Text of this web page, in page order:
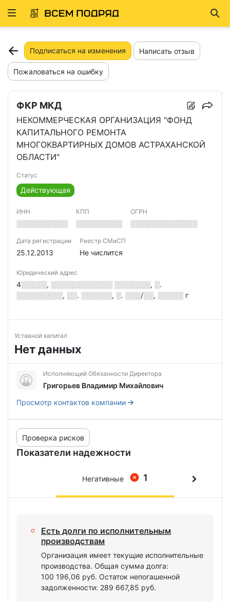
Развернуть
Подписаться на изменения Написать отзыв
Пожаловаться на ошибку
ФКР МКД
НЕКОММЕРЧЕСКАЯ ОРГАНИЗАЦИЯ "ФОНД
КАПИТАЛЬНОГО РЕМОНТА
МНОГОКВАРТИРНЫХ ДОМОВ АСТРАХАНСКОЙ
ОБЛАСТИ"
Статус
Действующая
ИНН
░░░░░░░░░░
КПП
░░░░░░░░░
ОГРН
░░░░░░░░░░░░░
Дата регистрации
25.12.2013
Реестр СМиСП
Не числится
Юридический адрес
4░░░░░, ░░░░░░░░░░░░ ░░░░░░░, ░.
░░░░░░░░░, ░░. ░░░░░░, ░. ░░░/░░, ░░░░░ г
Уставной капитал
Нет данных
Исполняющий Обязанности Директора
Григорьев Владимир Михайлович
Просмотр контактов компании
Показатели надежности
Проверка рисков
1
Негативные
Есть долги по исполнительным
производствам
Организация имеет текущие исполнительные
производства. Общая сумма долга:
100 196,06 руб. Остаток непогашенной
задолженности: 289 667,85 руб.